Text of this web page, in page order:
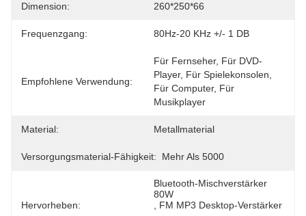
Dimension: 260*250*66
Frequenzgang: 80Hz-20 KHz +/- 1 DB
Empfohlene Verwendung:
Für Fernseher, Für DVD-
Player, Für Spielekonsolen,
Für Computer, Für
Musikplayer
Material: Metallmaterial
Versorgungsmaterial-Fähigkeit: Mehr Als 5000
Hervorheben:
Bluetooth-Mischverstärker
80W
FM MP3 Desktop-Verstärker